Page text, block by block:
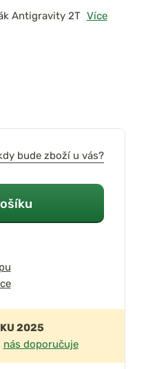
Antigravity 2T Více
bude zboží u vás?
2025
nás doporučuje